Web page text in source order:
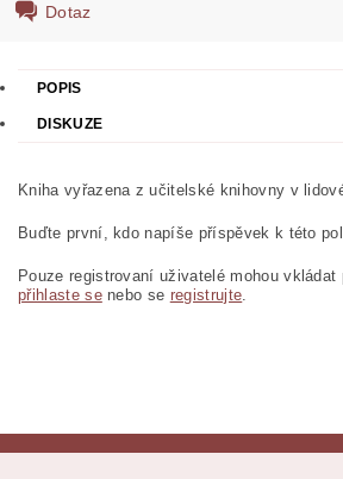
Dotaz
POPIS
DISKUZE
Kniha vyřazena z učitelské knihovny v
Buďte první, kdo napíše příspěvek k této
Pouze registrovaní uživatelé mohou
přihlaste senebo se registrujte.